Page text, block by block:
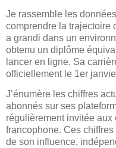
Je rassemble les
comprendre la trajectoire
a grandi dans un
obtenu un diplôme
lancer en ligne. Sa
officiellement le 1er
J’énumère les chiffres
abonnés sur ses
régulièrement invitée
francophone. Ces
de son influence,